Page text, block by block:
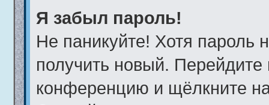
Я забыл пароль!
Не паникуйте! Хотя пароль
получить новый. Перейдите
конференцию и щёлкните